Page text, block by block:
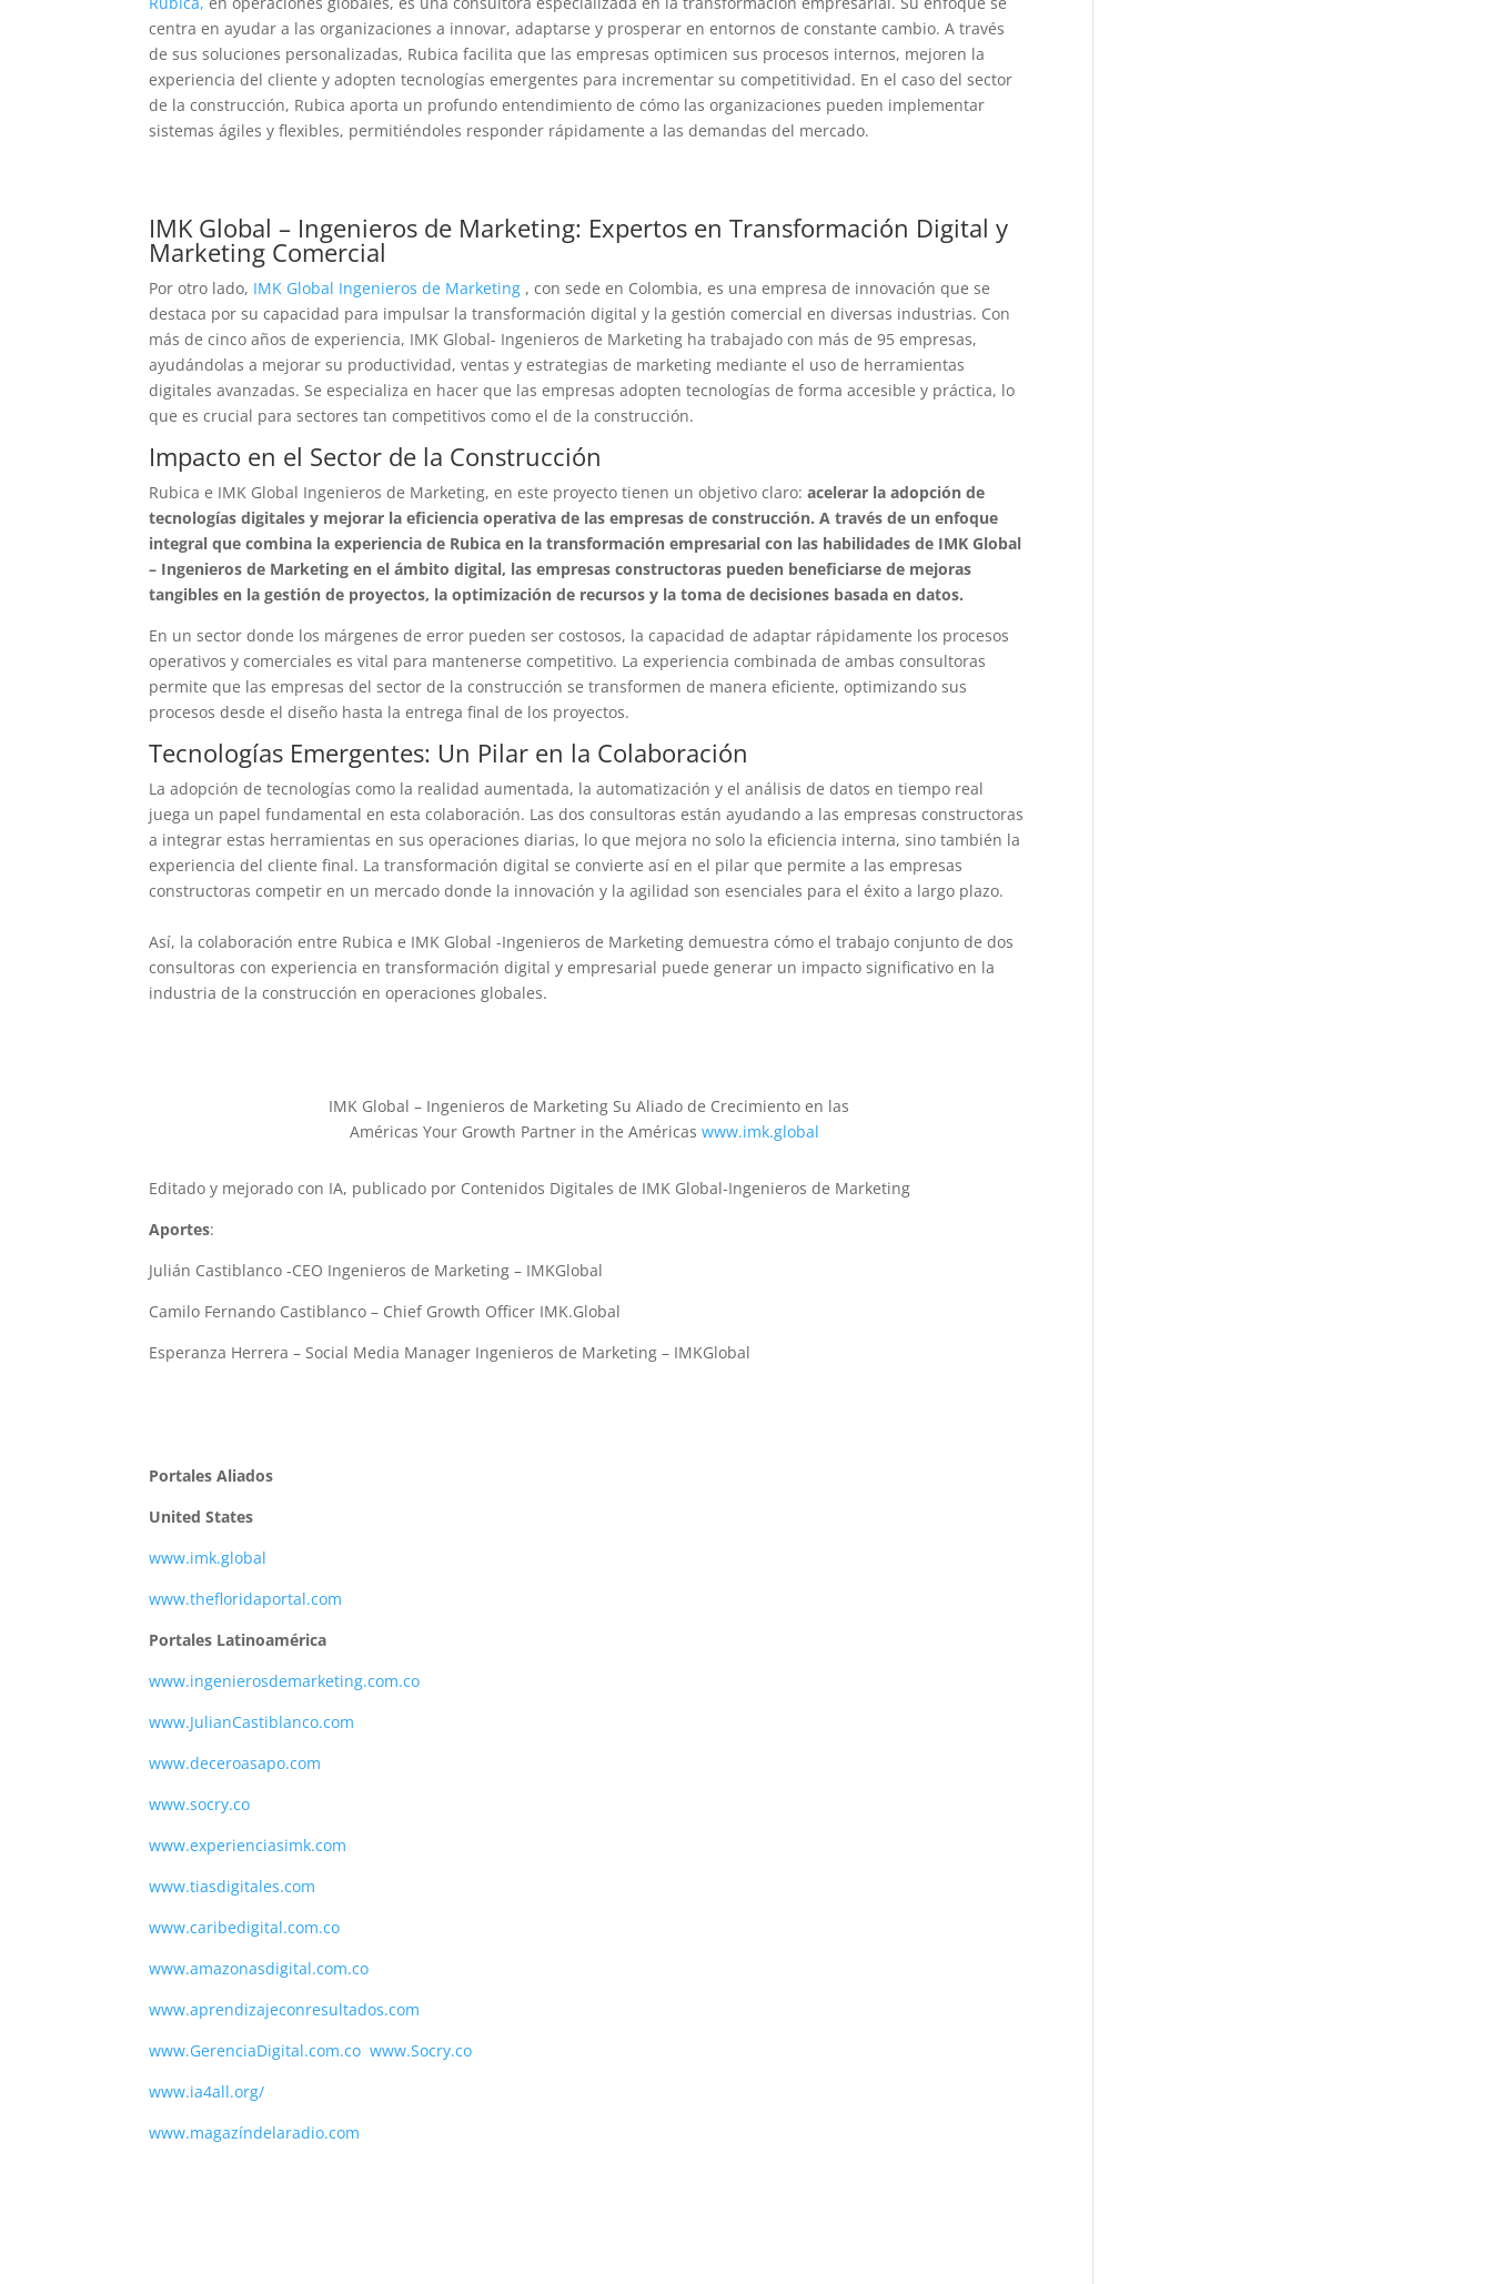
centra en ayudar a las organizaciones a innovar, adaptarse y prosperar en entornos de constante cambio. A través
de sus soluciones personalizadas, Rubica facilita que las empresas optimicen sus procesos internos, mejoren la
experiencia del cliente y adopten tecnologías emergentes para incrementar su competitividad. En el caso del sector
de la construcción, Rubica aporta un profundo entendimiento de cómo las organizaciones pueden implementar
sistemas ágiles y flexibles, permitiéndoles responder rápidamente a las demandas del mercado.
IMK Global – Ingenieros de Marketing: Expertos en Transformación Digital y
Marketing Comercial
Por otro lado, IMK Global Ingenieros de Marketing , con sede en Colombia, es una empresa de innovación que se
destaca por su capacidad para impulsar la transformación digital y la gestión comercial en diversas industrias. Con
más de cinco años de experiencia, IMK Global- Ingenieros de Marketing ha trabajado con más de 95 empresas,
ayudándolas a mejorar su productividad, ventas y estrategias de marketing mediante el uso de herramientas
digitales avanzadas. Se especializa en hacer que las empresas adopten tecnologías de forma accesible y práctica, lo
que es crucial para sectores tan competitivos como el de la construcción.
Impacto en el Sector de la Construcción
Rubica e IMK Global Ingenieros de Marketing, en este proyecto tienen un objetivo claro: acelerar la adopción de
tecnologías digitales y mejorar la eficiencia operativa de las empresas de construcción. A través de un enfoque
integral que combina la experiencia de Rubica en la transformación empresarial con las habilidades de IMK Global
– Ingenieros de Marketing en el ámbito digital, las empresas constructoras pueden beneficiarse de mejoras
tangibles en la gestión de proyectos, la optimización de recursos y la toma de decisiones basada en datos.
En un sector donde los márgenes de error pueden ser costosos, la capacidad de adaptar rápidamente los procesos
operativos y comerciales es vital para mantenerse competitivo. La experiencia combinada de ambas consultoras
permite que las empresas del sector de la construcción se transformen de manera eficiente, optimizando sus
procesos desde el diseño hasta la entrega final de los proyectos.
Tecnologías Emergentes: Un Pilar en la Colaboración
La adopción de tecnologías como la realidad aumentada, la automatización y el análisis de datos en tiempo real
juega un papel fundamental en esta colaboración. Las dos consultoras están ayudando a las empresas constructoras
a integrar estas herramientas en sus operaciones diarias, lo que mejora no solo la eficiencia interna, sino también la
experiencia del cliente final. La transformación digital se convierte así en el pilar que permite a las empresas
constructoras competir en un mercado donde la innovación y la agilidad son esenciales para el éxito a largo plazo.
Así, la colaboración entre Rubica e IMK Global -Ingenieros de Marketing demuestra cómo el trabajo conjunto de dos
consultoras con experiencia en transformación digital y empresarial puede generar un impacto significativo en la
industria de la construcción en operaciones globales.
IMK Global – Ingenieros de Marketing Su Aliado de Crecimiento en las
Américas Your Growth Partner in the Américas www.imk.global
Editado y mejorado con IA, publicado por Contenidos Digitales de IMK Global-Ingenieros de Marketing
Aportes:
Julián Castiblanco -CEO Ingenieros de Marketing – IMKGlobal
Camilo Fernando Castiblanco – Chief Growth Officer IMK.Global
Esperanza Herrera – Social Media Manager Ingenieros de Marketing – IMKGlobal
Portales Aliados
United States
www.imk.global
www.thefloridaportal.com
Portales Latinoamérica
www.ingenierosdemarketing.com.co
www.JulianCastiblanco.com
www.deceroasapo.com
www.socry.co
www.experienciasimk.com
www.tiasdigitales.com
www.caribedigital.com.co
www.amazonasdigital.com.co
www.aprendizajeconresultados.com
www.GerenciaDigital.com.co www.Socry.co
www.ia4all.org/
www.magazíndelaradio.com